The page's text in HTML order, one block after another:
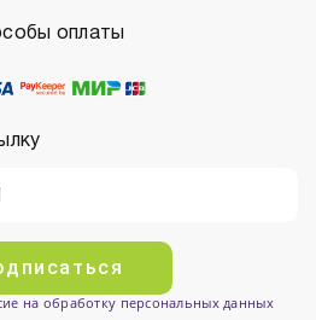
на обработку персональных данных
оплаты